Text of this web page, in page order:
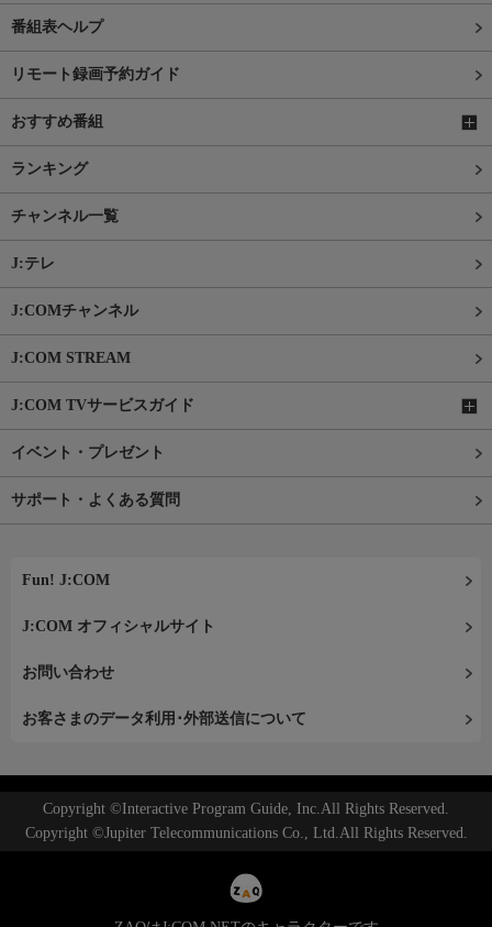
番組表ヘルプ
リモート録画予約ガイド
おすすめ番組
ランキング
チャンネル一覧
J:テレ
J:COMチャンネル
J:COM STREAM
J:COM TVサービスガイド
イベント・プレゼント
サポート・よくある質問
Fun! J:COM
J:COM オフィシャルサイト
お問い合わせ
お客さまのデータ利用･外部送信について
Copyright ©Interactive Program Guide, Inc.All Rights Reserved.
Copyright ©Jupiter Telecommunications Co., Ltd.All Rights Reserved.